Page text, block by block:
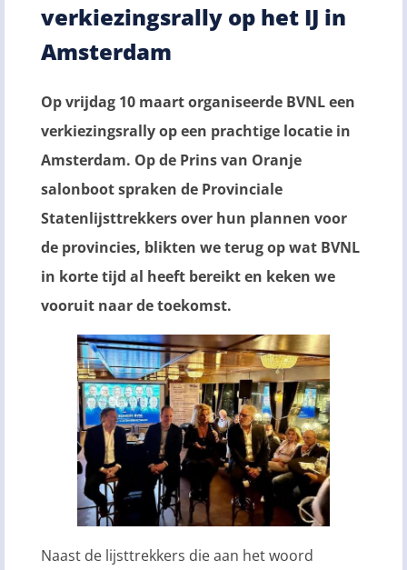
verkiezingsrally op het IJ in
Amsterdam
Op vrijdag 10 maart organiseerde BVNL een
verkiezingsrally op een prachtige locatie in
Amsterdam. Op de Prins van Oranje
salonboot spraken de Provinciale
Statenlijsttrekkers over hun plannen voor
de provincies, blikten we terug op wat BVNL
in korte tijd al heeft bereikt en keken we
vooruit naar de toekomst.
Naast de lijsttrekkers die aan het woord